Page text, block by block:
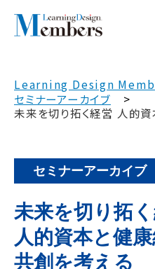
Learning Design
セミナーアーカイブ
未来を切り拓く経営 人的資
セミナーアーカイブ
未来を切り拓
人的資本と健
共創を考える